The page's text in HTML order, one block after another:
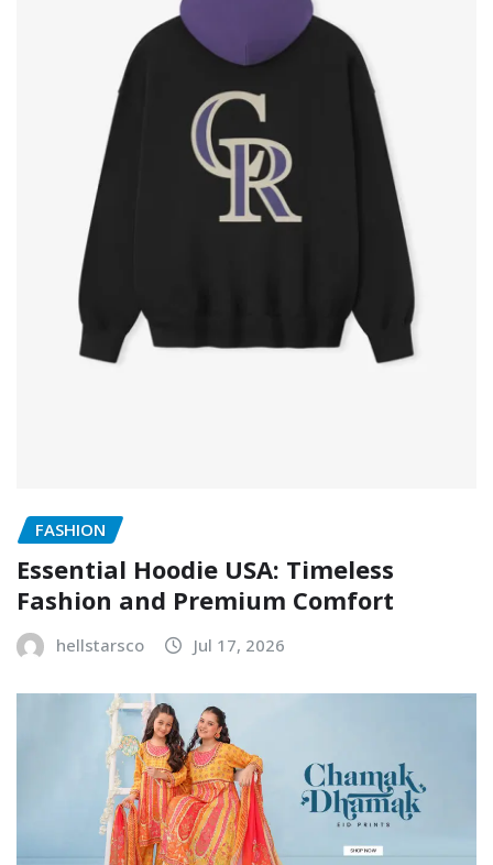
FASHION
Essential Hoodie USA: Timeless
Fashion and Premium Comfort
hellstarsco Jul 17, 2026